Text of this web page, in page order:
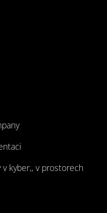
kyber,, v prostorech